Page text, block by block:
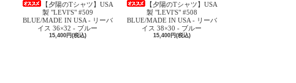
【夕陽のTシャツ】USA
製 "LEVI'S" #509
BLUE/MADE IN USA - リーバ
イス 36×32 - ブルー
15,400円(税込)
【夕陽のTシャツ】USA
製 "LEVI'S" #508
BLUE/MADE IN USA - リーバ
イス 38×30 - ブルー
15,400円(税込)